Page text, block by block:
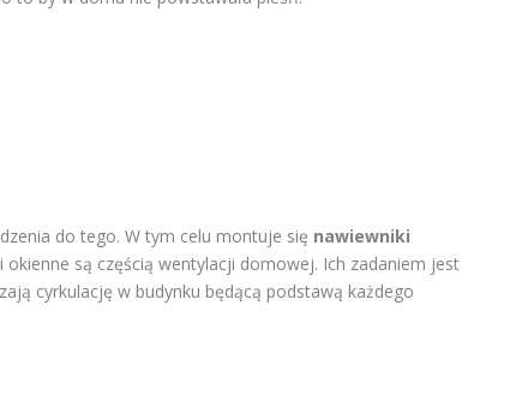
do tego. W tym celu montuje się nawiewniki
okienne są częścią wentylacji domowej. Ich zadaniem jest
cyrkulację w budynku będącą podstawą każdego